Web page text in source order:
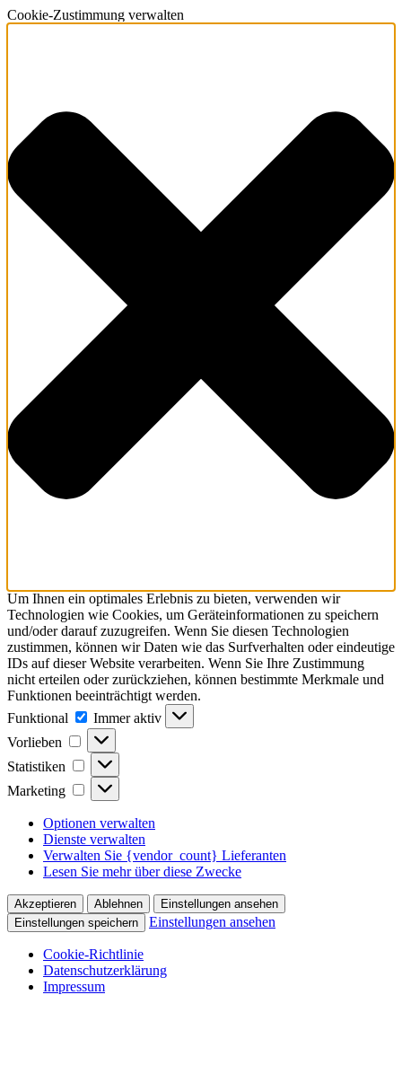
Cookie-Zustimmung verwalten
Um Ihnen ein optimales Erlebnis zu bieten, verwenden wir
Technologien wie Cookies, um Geräteinformationen zu speichern
und/oder darauf zuzugreifen. Wenn Sie diesen Technologien
zustimmen, können wir Daten wie das Surfverhalten oder eindeutige
IDs auf dieser Website verarbeiten. Wenn Sie Ihre Zustimmung
nicht erteilen oder zurückziehen, können bestimmte Merkmale und
Funktionen beeinträchtigt werden.
Funktional
Funktional
Immer aktiv
Vorlieben
Vorlieben
Statistiken Statistiken
Marketing Marketing
Optionen verwalten
Dienste verwalten
Verwalten Sie {vendor_count} Lieferanten
Lesen Sie mehr über diese Zwecke
Akzeptieren Ablehnen
Einstellungen ansehen
Einstellungen speichern
Einstellungen ansehen
Cookie-Richtlinie
Datenschutzerklärung
Impressum